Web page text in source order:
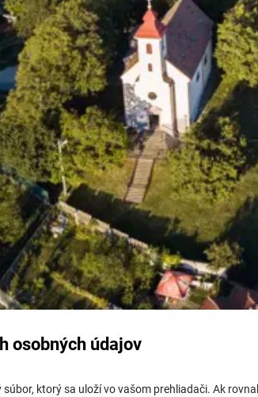
osobných údajov
ktorý sa uloží vo vašom prehliadači. Ak